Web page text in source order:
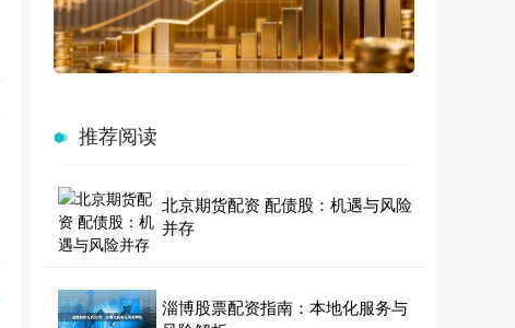
推荐阅读
北京期货配资 配债股：机遇与风险
并存
淄博股票配资指南：本地化服务与